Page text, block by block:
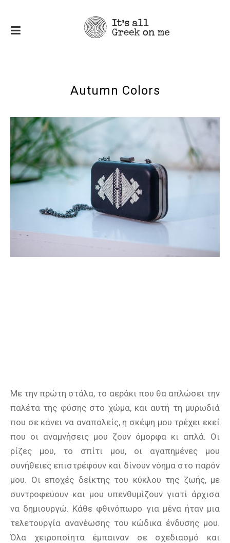
Autumn Colors
Με την πρώτη στάλα, το αεράκι που θα απλώσει την
παλέτα της φύσης στο χώμα, και αυτή τη μυρωδιά
που σε κάνει να αναπολείς, η σκέψη μου τρέχει εκεί
που οι αναμνήσεις μου ζουν όμορφα κι απλά. Οι
ρίζες μου, το σπίτι μου, οι αγαπημένες μου
συνήθειες επιστρέφουν και δίνουν νόημα στο παρόν
μου. Οι εποχές δείκτης του κύκλου της ζωής, με
συντροφεύουν και μου υπενθυμίζουν γιατί άρχισα
να δημιουργώ. Κάθε φθινόπωρο για μένα ήταν μια
τελετουργία ανανέωσης του κώδικα ένδυσης μου.
Όλα χειροποίητα έμπαιναν σε σχεδιασμό και